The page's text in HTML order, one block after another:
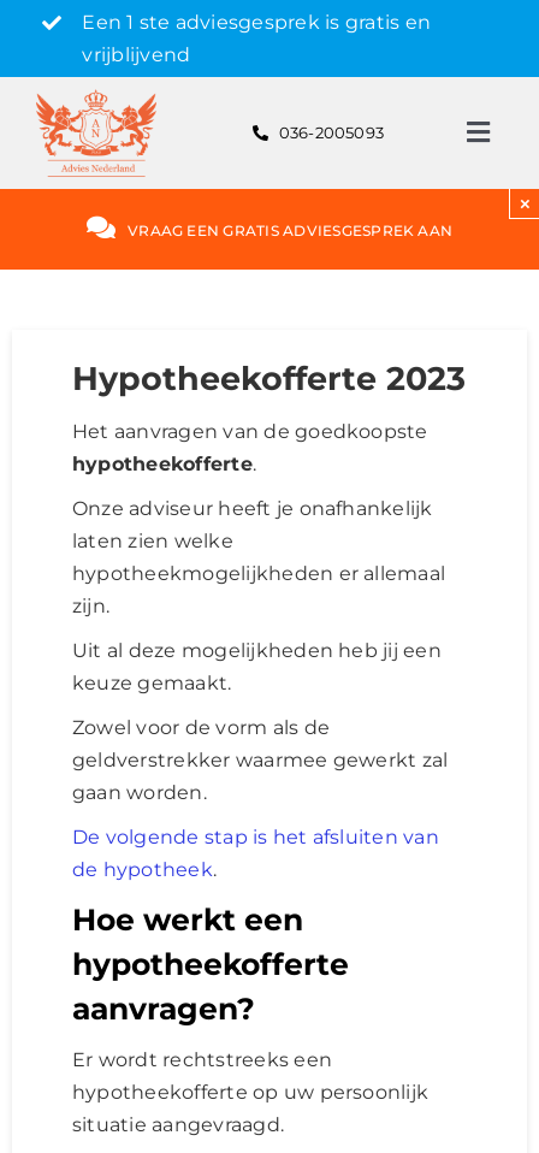
content
Een 1 ste adviesgesprek is gratis en
vrijblijvend
Hypotheek
Hypotheekvormen
Bereken
Lening
Overwaarde
over advies nederland
Renovlies
036-2005093
VRAAG EEN GRATIS ADVIESGESPREK AAN
×
Hypotheekofferte 2023
Het aanvragen van de goedkoopste
hypotheekofferte.
Onze adviseur heeft je onafhankelijk
laten zien welke
hypotheekmogelijkheden er allemaal
zijn.
Uit al deze mogelijkheden heb jij een
keuze gemaakt.
Zowel voor de vorm als de
geldverstrekker waarmee gewerkt zal
gaan worden.
De volgende stap is het afsluiten van
de hypotheek.
Hoe werkt een
hypotheekofferte
aanvragen?
Er wordt rechtstreeks een
hypotheekofferte op uw persoonlijk
situatie aangevraagd.